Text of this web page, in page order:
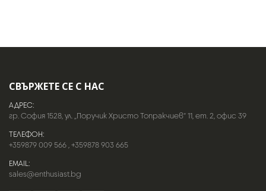
СВЪРЖЕТЕ СЕ С НАС
АДРЕС:
гр. София 1528, ул. „Поручик Христо Топракчиев“ 11, ет. 2, офис 39
ТЕЛЕФОН:
+359879 009 566,+359878 903 665
EMAIL:
sales@enthusiast.bg